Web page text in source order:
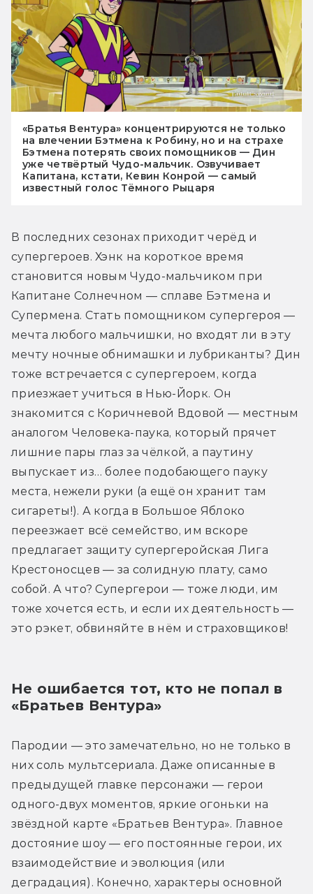
«Братья Вентура» концентрируются не только
на влечении Бэтмена к Робину, но и на страхе
Бэтмена потерять своих помощников — Дин
уже четвёртый Чудо-мальчик. Озвучивает
Капитана, кстати, Кевин Конрой — самый
известный голос Тёмного Рыцаря
В последних сезонах приходит черёд и
супергероев. Хэнк на короткое время
становится новым Чудо-мальчиком при
Капитане Солнечном — сплаве Бэтмена и
Супермена. Стать помощником супергероя —
мечта любого мальчишки, но входят ли в эту
мечту ночные обнимашки и лубриканты? Дин
тоже встречается с супергероем, когда
приезжает учиться в Нью-Йорк. Он
знакомится с Коричневой Вдовой — местным
аналогом Человека-паука, который прячет
лишние пары глаз за чёлкой, а паутину
выпускает из… более подобающего пауку
места, нежели руки (а ещё он хранит там
сигареты!). А когда в Большое Яблоко
переезжает всё семейство, им вскоре
предлагает защиту супергеройская Лига
Крестоносцев — за солидную плату, само
собой. А что? Супергерои — тоже люди, им
тоже хочется есть, и если их деятельность —
это рэкет, обвиняйте в нём и страховщиков!
Не ошибается тот, кто не попал в
«Братьев Вентура»
Пародии — это замечательно, но не только в
них соль мультсериала. Даже описанные в
предыдущей главке персонажи — герои
одного-двух моментов, яркие огоньки на
звёздной карте «Братьев Вентура». Главное
достояние шоу — его постоянные герои, их
взаимодействие и эволюция (или
деградация). Конечно, характеры основной